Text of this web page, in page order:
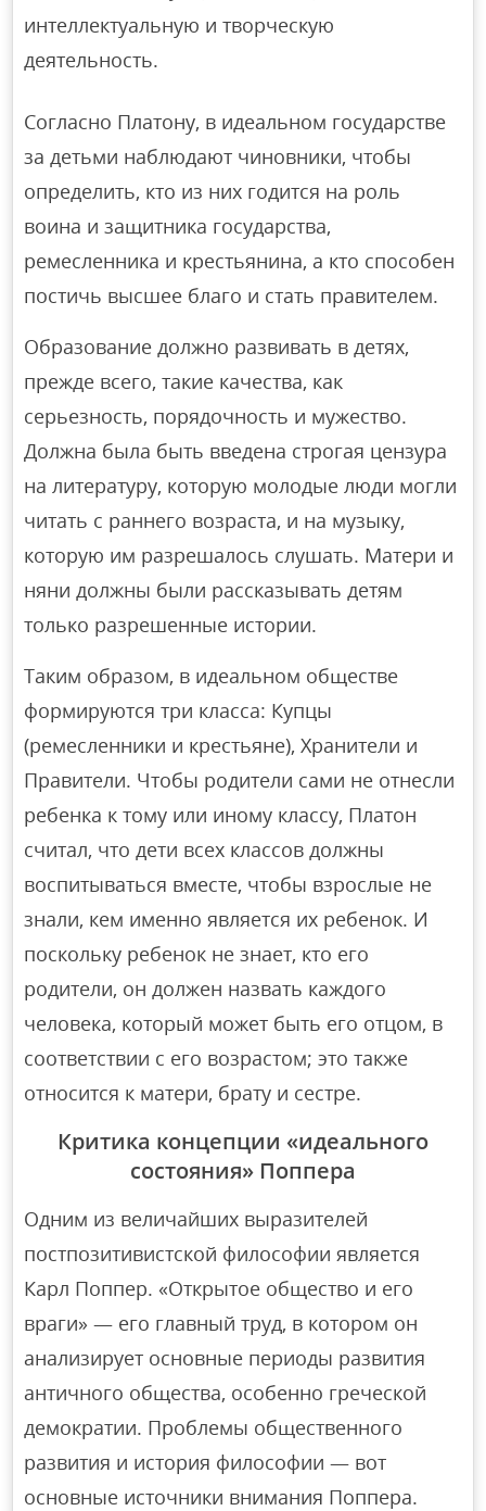
интеллектуальную и творческую
деятельность.
Согласно Платону, в идеальном государстве
за детьми наблюдают чиновники, чтобы
определить, кто из них годится на роль
воина и защитника государства,
ремесленника и крестьянина, а кто способен
постичь высшее благо и стать правителем.
Образование должно развивать в детях,
прежде всего, такие качества, как
серьезность, порядочность и мужество.
Должна была быть введена строгая цензура
на литературу, которую молодые люди могли
читать с раннего возраста, и на музыку,
которую им разрешалось слушать. Матери и
няни должны были рассказывать детям
только разрешенные истории.
Таким образом, в идеальном обществе
формируются три класса: Купцы
(ремесленники и крестьяне), Хранители и
Правители. Чтобы родители сами не отнесли
ребенка к тому или иному классу, Платон
считал, что дети всех классов должны
воспитываться вместе, чтобы взрослые не
знали, кем именно является их ребенок. И
поскольку ребенок не знает, кто его
родители, он должен назвать каждого
человека, который может быть его отцом, в
соответствии с его возрастом; это также
относится к матери, брату и сестре.
Критика концепции «идеального
состояния» Поппера
Одним из величайших выразителей
постпозитивистской философии является
Карл Поппер. «Открытое общество и его
враги» — его главный труд, в котором он
анализирует основные периоды развития
античного общества, особенно греческой
демократии. Проблемы общественного
развития и история философии — вот
основные источники внимания Поппера.